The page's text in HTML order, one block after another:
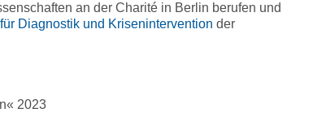
an der Charité in Berlin berufen und
Diagnostik und Krisenintervention der
2023